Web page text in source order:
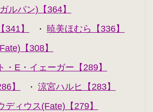
ルパン)【364】
341】 ・ 暁美ほむら【336】
【308】
・E・イェーガー【289】
】 ・ 涼宮ハルヒ【283】
ディウス(Fate)【279】